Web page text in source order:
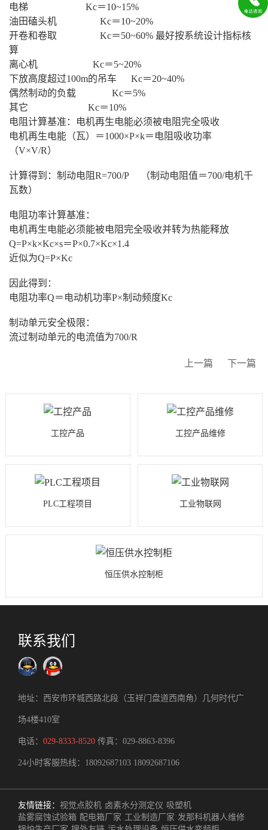
电梯 Kc＝10~15%
油田磕头机 Kc＝10~20%
开卷和卷取 Kc＝50~60% 最好按系统设计指标核
算
离心机 Kc＝5~20%
下放高度超过100m的吊车 Kc＝20~40%
偶然制动的负载 Kc＝5%
其它 Kc＝10%
电阻计算基准：电机再生电能必须被电阻完全吸收
电机再生电能（瓦）＝1000×P×k＝电阻吸收功率
（V×V/R）
计算得到：制动电阻R=700/P （制动电阻值＝700/电机千
瓦数）
电阻功率计算基准：
电机再生电能必须能被电阻完全吸收并转为热能释放
Q=P×k×Kc×s＝P×0.7×Kc×1.4
近似为Q=P×Kc
因此得到：
电阻功率Q＝电动机功率P×制动频度Kc
制动单元安全极限：
流过制动单元的电流值为700/R
上一篇 下一篇
工控产品 工控产品维修
PLC工程项目 工业物联网
恒压供水控制柜
联系我们
地址：西安市环城西路北段（玉祥门盘道西南角）几何时代广
场4楼410室
电话： 029-8333-8520 传真：029-8863-8396
24小时客服热线： 18092687103 18092687106
友情链接： 视觉点胶机 卤素水分测定仪 吸塑机
盐雾腐蚀试验箱 配电箱厂家 工业制造厂家 发那科机器人维修